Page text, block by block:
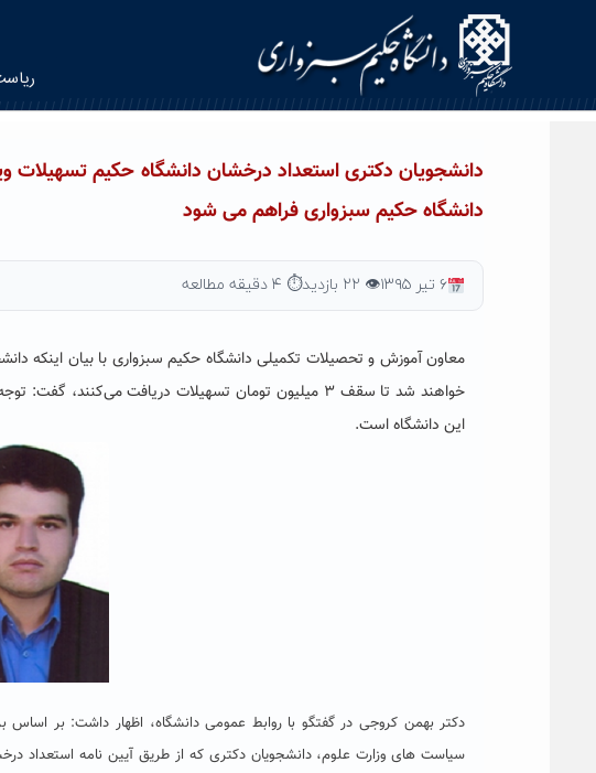
دانشجویان دکتری استعداد درخشان دانشگاه حکیم تسهیلات
دانشگاه حکیم سبزواری فراهم می شود
۶ تیر ۱۳۹۵ 👁 ۲۲ بازدید ⏱ ۴ دقیقه مطالعه
معاون آموزش و تحصیلات تکمیلی دانشگاه حکیم سبزواری با بیان اینکه
خواهند شد تا سقف ۳ میلیون تومان تسهیلات دریافت
این دانشگاه است.
دکتر بهمن کروجی در گفتگو با روابط عمومی دانشگاه، اظهار داشت: بر